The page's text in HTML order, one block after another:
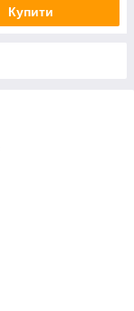
Купити